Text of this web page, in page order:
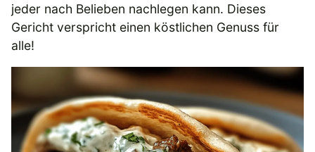
jeder nach Belieben nachlegen kann. Dieses
Gericht verspricht einen köstlichen Genuss für
alle!